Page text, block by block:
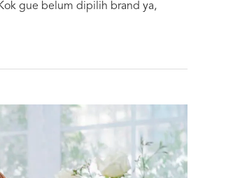
gue belum dipilih brand ya,